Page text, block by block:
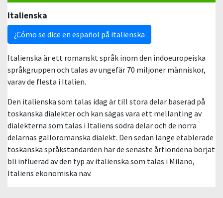
Italienska
¿Cómo se dice en español på italienska
Italienska är ett romanskt språk inom den indoeuropeiska
språkgruppen och talas av ungefär 70 miljoner människor,
varav de flesta i Italien.
Den italienska som talas idag är till stora delar baserad på
toskanska dialekter och kan sägas vara ett mellanting av
dialekterna som talas i Italiens södra delar och de norra
delarnas galloromanska dialekt. Den sedan länge etablerade
toskanska språkstandarden har de senaste årtiondena börjat
bli influerad av den typ av italienska som talas i Milano,
Italiens ekonomiska nav.